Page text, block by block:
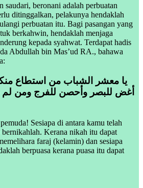
saudari, beronani adalah perbuatan
ditinggalkan, pelakunya hendaklah
perbuatan itu. Bagi pasangan yang
berkahwin, hendaklah menjaga
kepada syahwat. Terdapat hadis
Abdullah bin Mas’ud RA., bahawa
يا معشر الشباب من استطاع منكم
أغض للبصر وأحصن للفرج ومن لم
Sesiapa di antara kamu telah
Kerana nikah itu dapat
faraj (kelamin) dan sesiapa
berpuasa kerana puasa itu dapat